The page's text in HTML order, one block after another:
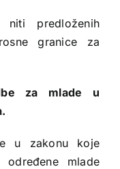
predloženih
granice za
za mlade u
u zakonu koje
mlade